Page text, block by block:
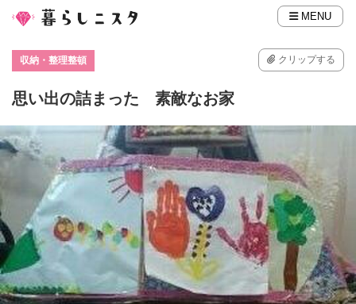
MENU
収納・整理整頓 クリップする
思い出の詰まった 素敵なお家